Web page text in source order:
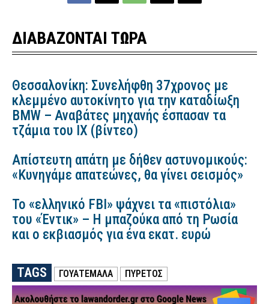
ΔΙΑΒΑΖΟΝΤΑΙ ΤΩΡΑ
Θεσσαλονίκη: Συνελήφθη 37χρονος με
κλεμμένο αυτοκίνητο για την καταδίωξη
BMW – Αναβάτες μηχανής έσπασαν τα
τζάμια του ΙΧ (βίντεο)
Απίστευτη απάτη με δήθεν αστυνομικούς:
«Κυνηγάμε απατεώνες, θα γίνει σεισμός»
Το «ελληνικό FBI» ψάχνει τα «πιστόλια»
του «Έντικ» – Η μπαζούκα από τη Ρωσία
και ο εκβιασμός για ένα εκατ. ευρώ
TAGS ΓΟΥΑΤΕΜΑΛΑ ΠΥΡΕΤΌΣ